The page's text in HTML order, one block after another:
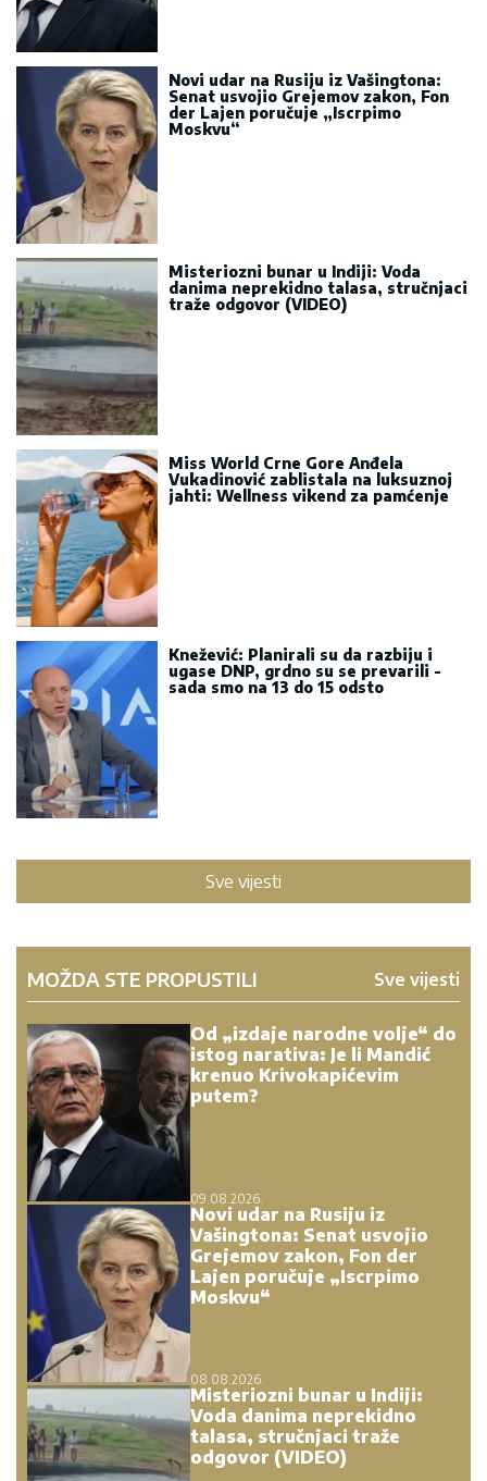
Novi udar na Rusiju iz Vašingtona:
Senat usvojio Grejemov zakon, Fon
der Lajen poručuje „Iscrpimo
Moskvu“
Misteriozni bunar u Indiji: Voda
danima neprekidno talasa, stručnjaci
traže odgovor (VIDEO)
Miss World Crne Gore Anđela
Vukadinović zablistala na luksuznoj
jahti: Wellness vikend za pamćenje
Knežević: Planirali su da razbiju i
ugase DNP, grdno su se prevarili -
sada smo na 13 do 15 odsto
Sve vijesti
MOŽDA STE PROPUSTILI Sve vijesti
Od „izdaje narodne volje“ do
istog narativa: Je li Mandić
krenuo Krivokapićevim
putem?
09.08.2026.
Novi udar na Rusiju iz
Vašingtona: Senat usvojio
Grejemov zakon, Fon der
Lajen poručuje „Iscrpimo
Moskvu“
08.08.2026.
Misteriozni bunar u Indiji:
Voda danima neprekidno
talasa, stručnjaci traže
odgovor (VIDEO)